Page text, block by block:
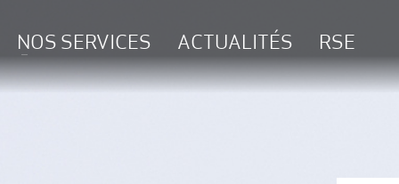
NOS SERVICES ACTUALITÉS RSE